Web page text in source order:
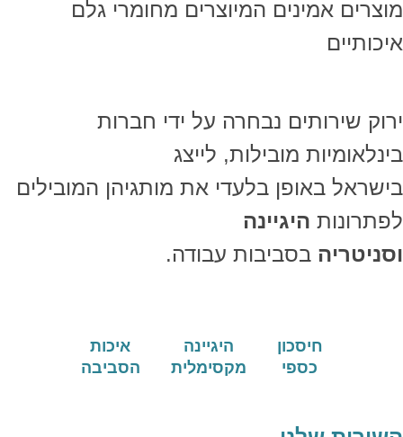
מוצרים אמינים המיוצרים מחומרי גלם
איכותיים
ירוק שירותים נבחרה על ידי חברות
בינלאומיות מובילות, לייצג
בישראל באופן בלעדי את מותגיהן המובילים
לפתרונות היגיינה
וסניטריה בסביבות עבודה.
חיסכון
כספי
היגיינה
מקסימלית
איכות
הסביבה